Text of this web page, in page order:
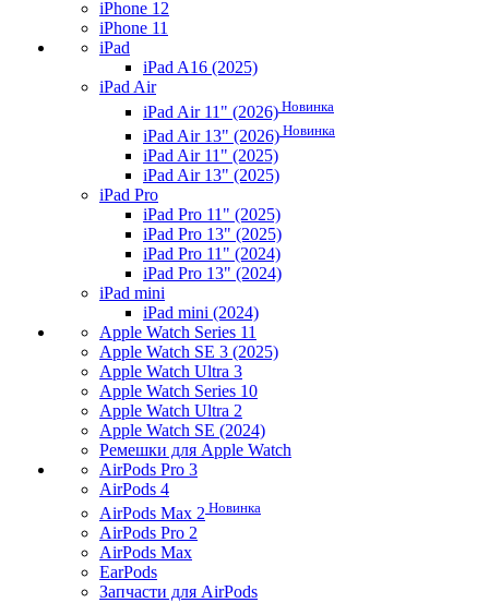
iPhone 12
iPhone 11
iPad
iPad A16 (2025)
iPad Air
iPad Air 11" (2026) Новинка
iPad Air 13" (2026) Новинка
iPad Air 11" (2025)
iPad Air 13" (2025)
iPad Pro
iPad Pro 11" (2025)
iPad Pro 13" (2025)
iPad Pro 11" (2024)
iPad Pro 13" (2024)
iPad mini
iPad mini (2024)
Apple Watch Series 11
Apple Watch SE 3 (2025)
Apple Watch Ultra 3
Apple Watch Series 10
Apple Watch Ultra 2
Apple Watch SE (2024)
Ремешки для Apple Watch
AirPods Pro 3
AirPods 4
AirPods Max 2 Новинка
AirPods Pro 2
AirPods Max
EarPods
Запчасти для AirPods